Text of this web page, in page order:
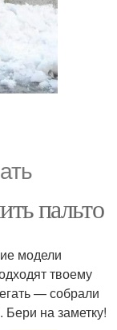
пальто
модели
твоему
— собрали
на заметку!